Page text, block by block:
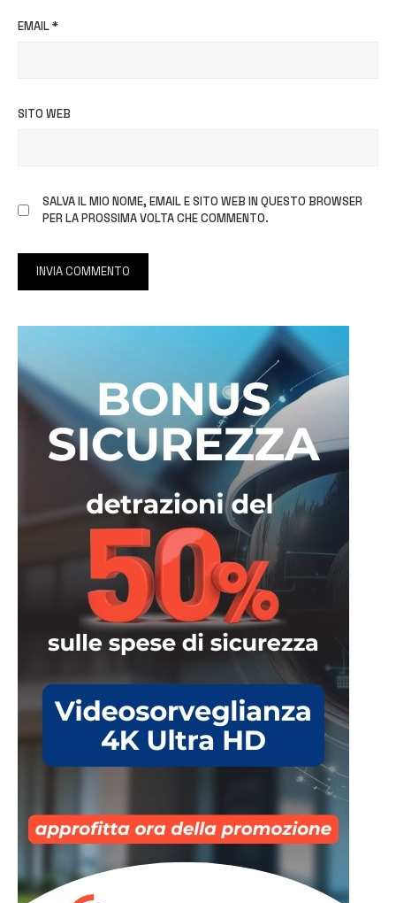
EMAIL*
SITO WEB
SALVA IL MIO NOME, EMAIL E SITO WEB IN QUESTO BROWSER
PER LA PROSSIMA VOLTA CHE COMMENTO.